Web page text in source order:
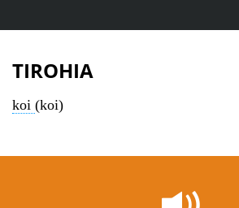
TIROHIA
koi (koi)